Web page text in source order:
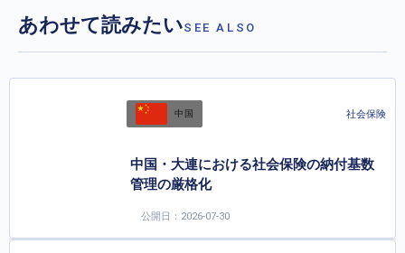
あわせて読みたいSEE ALSO
中国 社会保険
中国・大連における社会保険の納付基数
管理の厳格化
公開日：2026-07-30